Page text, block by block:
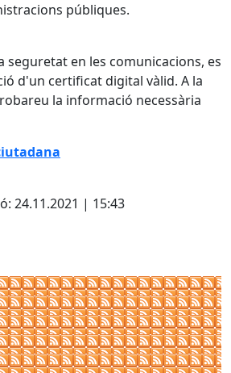
públiques.
seguretat en les comunicacions, es
d'un certificat digital vàlid. A la
la informació necessària
24.11.2021 | 15:43